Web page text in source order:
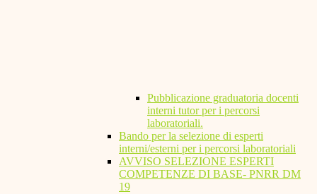
Pubblicazione graduatoria docenti
interni tutor per i percorsi
laboratoriali.
Bando per la selezione di esperti
interni/esterni per i percorsi laboratoriali
AVVISO SELEZIONE ESPERTI
COMPETENZE DI BASE- PNRR DM
19